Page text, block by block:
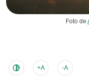
Foto de
+A -A